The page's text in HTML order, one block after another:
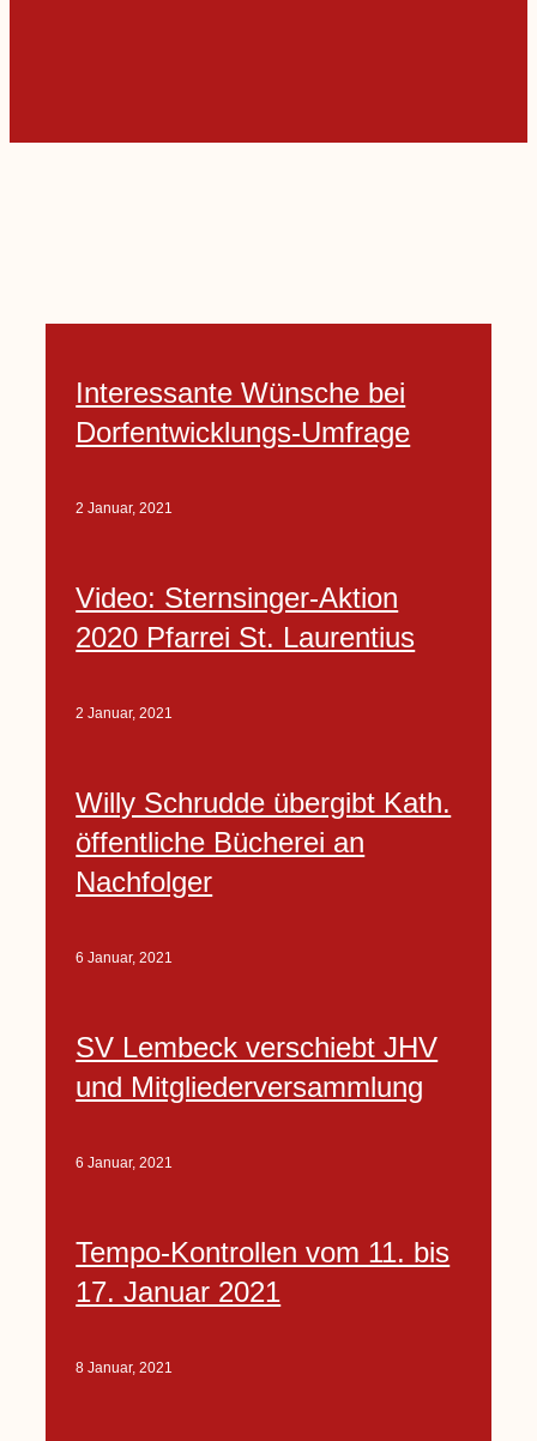
Interessante Wünsche bei
Dorfentwicklungs-Umfrage
2 Januar, 2021
Video: Sternsinger-Aktion
2020 Pfarrei St. Laurentius
2 Januar, 2021
Willy Schrudde übergibt Kath.
öffentliche Bücherei an
Nachfolger
6 Januar, 2021
SV Lembeck verschiebt JHV
und Mitgliederversammlung
6 Januar, 2021
Tempo-Kontrollen vom 11. bis
17. Januar 2021
8 Januar, 2021